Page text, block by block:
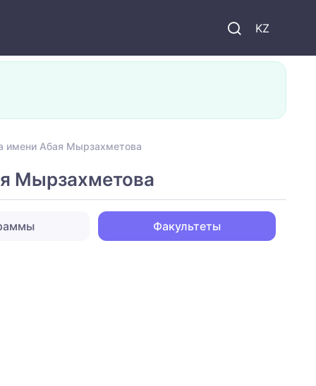
KZ
имени Абая Мырзахметова
Мырзахметова
Факультеты